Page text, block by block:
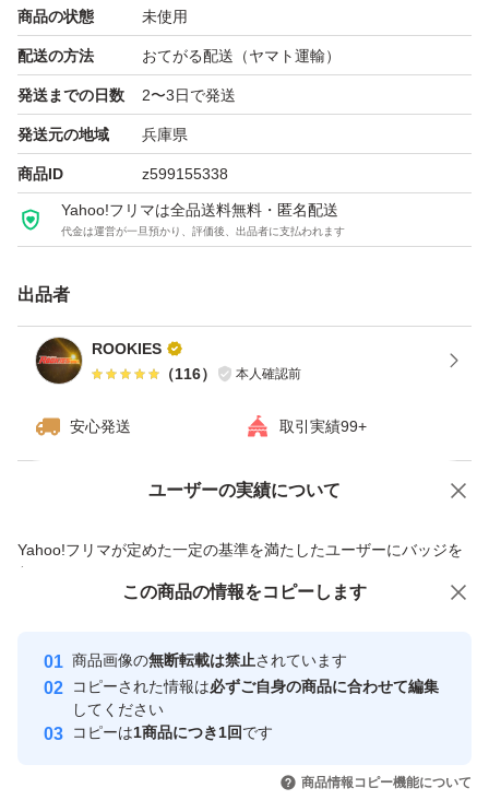
自然乾燥することで甘味をより一層増していくとともに、
色艶も際立ってきます(*^o^*)♪
大人にも子供にも♪体にいいたまねぎ♪おいしく健康習慣！
のため毎日のご飯に一品、たまねぎを加えてみませんか(*
≧∀≦*)♪
今回お届けする兵庫県淡路島産の訳あり玉ねぎ！
らもご好評いただいている美味しい玉ねぎです(*^_^*)♪
送料：送料無料
生産地：兵庫県 淡路島
等級・サイズ：訳あり L〜2Lサイズ｡
#訳あり #安い #１０kg #淡路島玉ねぎ #新鮮な玉ねぎ #風
味豊か #甘みのある玉ねぎ #淡路島産 #農家の愛情 #料理
味しい玉ねぎ #ギフトにもおすすめ #地元の味 #こだわり
商品の状態 未使用
配送の方法 おてがる配送（ヤマト運輸）
発送までの日数 2〜3日で発送
発送元の地域 兵庫県
商品ID z599155338
Yahoo!フリマは全品送料無料・匿名配送
代金は運営が一旦預かり、評価後、出品者に支払われます
出品者
ROOKIES
（116） 本人確認前
安心発送 取引実績99+
ユーザーの実績について
Yahoo!フリマが定めた一定の基準を満たしたユーザーにバッジを
付与しています
安心取引出品者
心・安全なユーザーです
取引実績
引を完了させた実績があります
価格の相談 商品への質問
この商品の情報をコピーします
商品画像の無断転載は禁止されています
コピーされた情報は必ずご自身の商品に合わせて編集
してください
コピーは1商品につき1回です
商品情報コピー機能について
この商品をみている人にオススメ